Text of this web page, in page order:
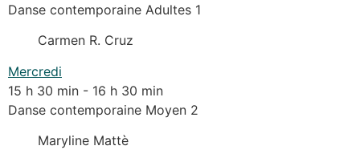
Danse contemporaine Adultes 1
Carmen R. Cruz
Mercredi
15 h 30 min - 16 h 30 min
Danse contemporaine Moyen 2
Maryline Mattè